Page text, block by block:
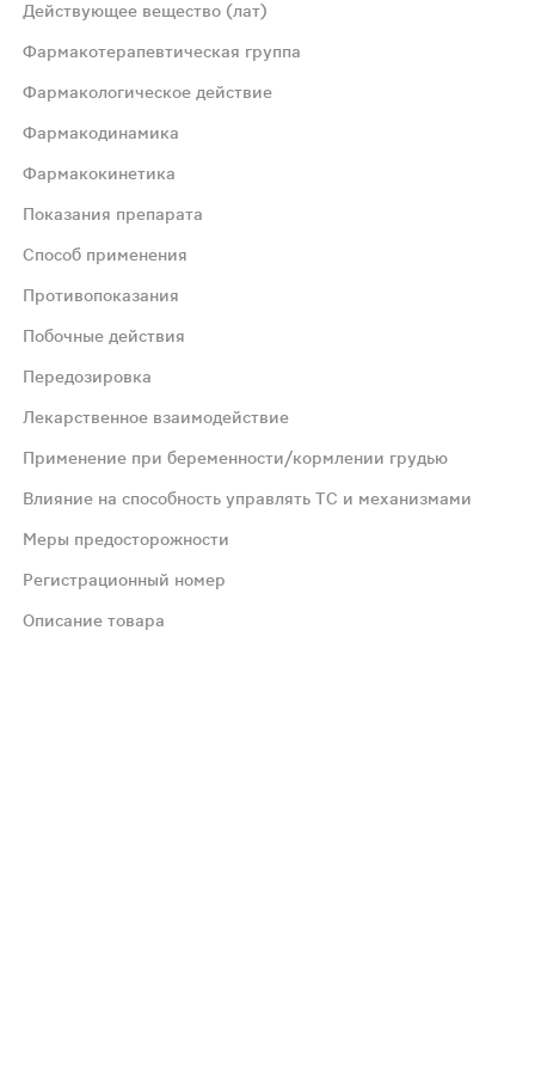
секреты, экссуадат;Близок по действию к
введении Карипазим
масс)
Действующее вещество (лат)
Фармакотерапевтическая группа
Фармакологическое действие
Фармакодинамика
Фармакокинетика
Показания препарата
Способ применения
Противопоказания
Побочные действия
Передозировка
Лекарственное взаимодействие
Применение при беременности/кормлении грудью
Влияние на способность управлять ТС и механизмами
Меры предосторожности
Регистрационный номер
Описание товара